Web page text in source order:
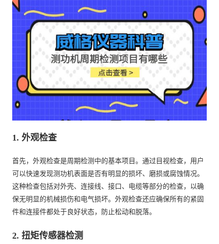
1. 外观检查
首先，外观检查是周期检测中的基本项目。通过目视检查，用户
可以快速发现测功机表面是否有明显的损坏、磨损或腐蚀情况。
这种检查包括对外壳、连接线、接口、电缆等部分的检查，以确
保无明显的机械损伤和电气损坏。外观检查还应确保所有的紧固
件和连接件都处于良好状态，防止松动和脱落。
2. 扭矩传感器检测